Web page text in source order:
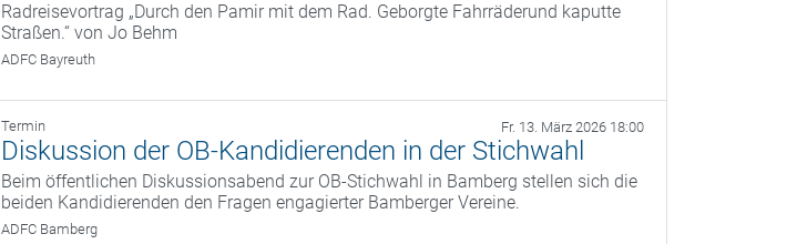
Radreisevortrag „Durch den Pamir mit dem Rad. Geborgte Fahrräderund kaputte
Straßen.“ von Jo Behm
ADFC Bayreuth
Termin Fr. 13. März 2026 18:00
Diskussion der OB-Kandidierenden in der Stichwahl
Beim öffentlichen Diskussionsabend zur OB‑Stichwahl in Bamberg stellen sich die
beiden Kandidierenden den Fragen engagierter Bamberger Vereine.
ADFC Bamberg